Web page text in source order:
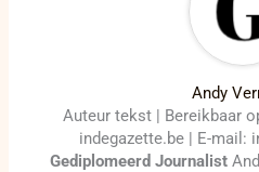
Andy
Auteur tekst | Bereikbaar
indegazette.be | E-mail:
Gediplomeerd Journalist